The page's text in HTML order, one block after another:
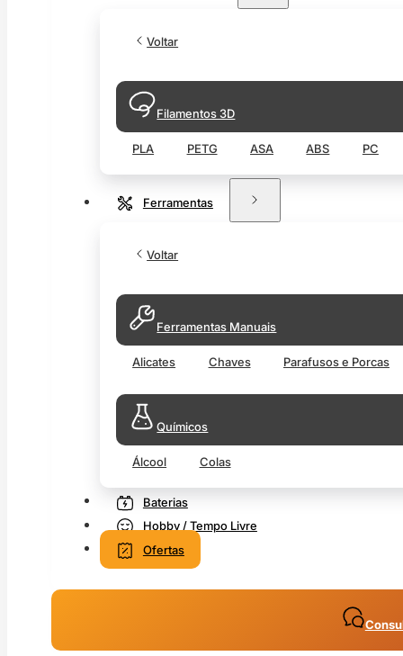
Voltar
Filamentos 3D
PLA PETG ASA ABS PC
Ferramentas
Voltar
Ferramentas Manuais
Alicates Chaves Parafusos e Porcas
Químicos
Álcool Colas
Baterias
Hobby / Tempo Livre
Ofertas